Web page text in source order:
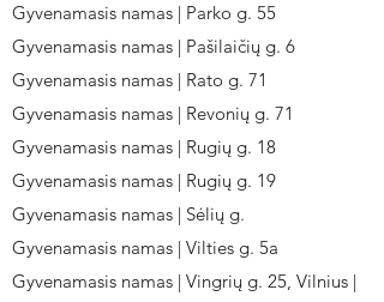
Gyvenamasis namas | Parko g. 55
Gyvenamasis namas | Pašilaičių g. 6
Gyvenamasis namas | Rato g. 71
Gyvenamasis namas | Revonių g. 71
Gyvenamasis namas | Rugių g. 18
Gyvenamasis namas | Rugių g. 19
Gyvenamasis namas | Sėlių g.
Gyvenamasis namas | Vilties g. 5a
Gyvenamasis namas | Vingrių g. 25, Vilnius |